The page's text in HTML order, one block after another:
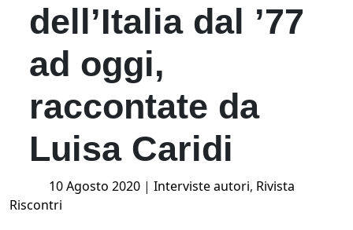
dell’Italia dal ’77
ad oggi,
raccontate da
Luisa Caridi
Posted
on
10 Agosto 2020 | Interviste autori, Rivista
Riscontri